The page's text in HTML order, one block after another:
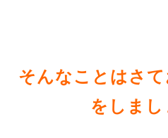
そんなことはさ
をしまし